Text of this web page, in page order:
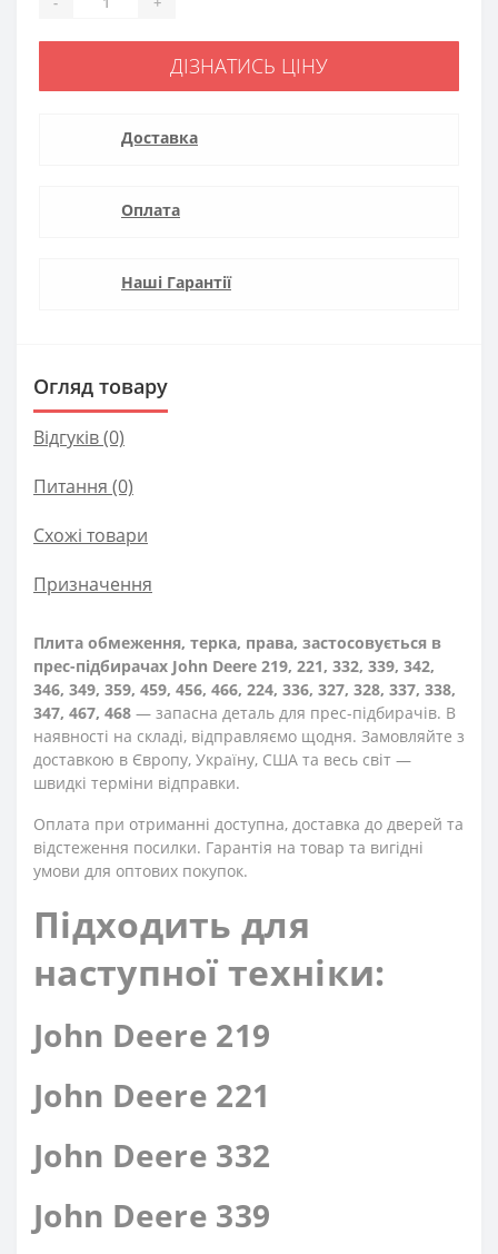
ДІЗНАТИСЬ ЦІНУ
Доставка
Оплата
Наші Гарантії
Огляд товару
Відгуків (0)
Питання (0)
Схожі товари
Призначення
Плита обмеження, терка, права, застосовується в
прес-підбирачах John Deere 219, 221, 332, 339, 342,
346, 349, 359, 459, 456, 466, 224, 336, 327, 328, 337, 338,
347, 467, 468 — запасна деталь для прес-підбирачів. В
наявності на складі, відправляємо щодня. Замовляйте з
доставкою в Європу, Україну, США та весь світ —
швидкі терміни відправки.
Оплата при отриманні доступна, доставка до дверей та
відстеження посилки. Гарантія на товар та вигідні
умови для оптових покупок.
Підходить для
наступної техніки:
John Deere 219
John Deere 221
John Deere 332
John Deere 339